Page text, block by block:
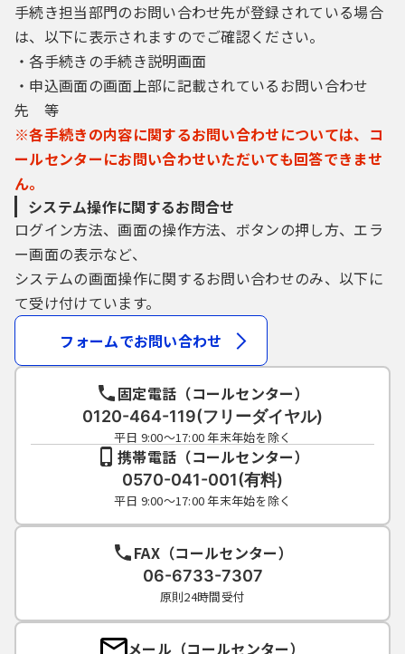
手続き担当部門のお問い合わせ先が登録されている場合
は、以下に表示されますのでご確認ください。
・各手続きの手続き説明画面
・申込画面の画面上部に記載されているお問い合わせ
先 等
※各手続きの内容に関するお問い合わせについては、コ
ールセンターにお問い合わせいただいても回答できませ
ん。
システム操作に関するお問合せ
ログイン方法、画面の操作方法、ボタンの押し方、エラ
ー画面の表示など、
システムの画面操作に関するお問い合わせのみ、以下に
て受け付けています。
フォームでお問い合わせ
固定電話（コールセンター）
0120-464-119(フリーダイヤル)
平日 9:00～17:00 年末年始を除く
携帯電話（コールセンター）
0570-041-001(有料)
平日 9:00～17:00 年末年始を除く
FAX（コールセンター）
06-6733-7307
原則24時間受付
メール（コールセンター）